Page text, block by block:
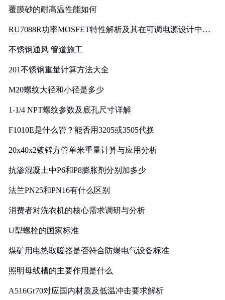
覆膜砂的耐高温性能如何
RU7088R功率MOSFET特性解析及其在可调电源设计中的
不锈钢通风 管道施工
201不锈钢重量计算方法大全
M20螺纹大径和小径是多少
1-1/4 NPT螺纹参数及底孔尺寸详解
F1010E是什么管？能否用3205或3505代换
20x40x2镀锌方管单米重量计算与应用分析
抗渗混凝土中P6和P8膨胀剂分别加多少
法兰PN25和PN16有什么区别
消费者对洗衣机的核心需求调研与分析
U型螺栓的国家标准
煤矿用电热取暖器是否符合防爆电气设备标准
照明母线槽的主要作用是什么
A516Gr70对应国内材质及低温冲击要求解析